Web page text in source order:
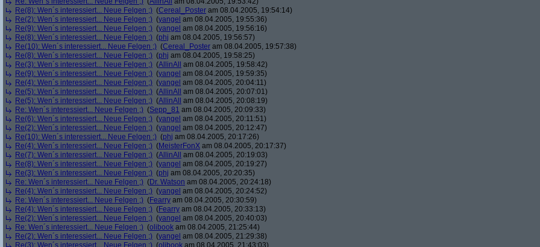
Re(8): Wen´s interessiert... Neue Felgen ;) (Cereal_Poster am 08.04.2005, 19:54:14)
Re(2): Wen´s interessiert... Neue Felgen ;) (yangel am 08.04.2005, 19:55:36)
Re(9): Wen´s interessiert... Neue Felgen ;) (yangel am 08.04.2005, 19:56:16)
Re(8): Wen´s interessiert... Neue Felgen ;) (phj am 08.04.2005, 19:56:57)
Re(10): Wen´s interessiert... Neue Felgen ;) (Cereal_Poster am 08.04.2005, 19:57:38)
Re(8): Wen´s interessiert... Neue Felgen ;) (phj am 08.04.2005, 19:58:25)
Re(3): Wen´s interessiert... Neue Felgen ;) (AllinAll
am 08.04.2005, 19:58:42)
Re(9): Wen´s interessiert... Neue Felgen ;) (yangel am 08.04.2005, 19:59:35)
Re(4): Wen´s interessiert... Neue Felgen ;) (yangel am 08.04.2005, 20:04:11)
Re(5): Wen´s interessiert... Neue Felgen ;) (AllinAll
am 08.04.2005, 20:07:01)
Re(5): Wen´s interessiert... Neue Felgen ;) (AllinAll
am 08.04.2005, 20:08:19)
Re: Wen´s interessiert... Neue Felgen ;) (Sepp_81 am 08.04.2005, 20:09:33)
Re(6): Wen´s interessiert... Neue Felgen ;) (yangel am 08.04.2005, 20:11:51)
Re(2): Wen´s interessiert... Neue Felgen ;) (yangel am 08.04.2005, 20:12:47)
Re(10): Wen´s interessiert... Neue Felgen ;) (phj am 08.04.2005, 20:17:26)
Re(4): Wen´s interessiert... Neue Felgen ;) (MeisterFonX am 08.04.2005, 20:17:37)
Re(7): Wen´s interessiert... Neue Felgen ;) (AllinAll
am 08.04.2005, 20:19:03)
Re(8): Wen´s interessiert... Neue Felgen ;) (yangel am 08.04.2005, 20:19:27)
Re(3): Wen´s interessiert... Neue Felgen ;) (phj am 08.04.2005, 20:20:35)
Re: Wen´s interessiert... Neue Felgen ;) (Dr. Watson am 08.04.2005, 20:24:18)
Re(4): Wen´s interessiert... Neue Felgen ;) (yangel am 08.04.2005, 20:24:52)
Re: Wen´s interessiert... Neue Felgen ;) (Fearry am 08.04.2005, 20:30:59)
Re(4): Wen´s interessiert... Neue Felgen ;) (Fearry am 08.04.2005, 20:33:13)
Re(2): Wen´s interessiert... Neue Felgen ;) (yangel am 08.04.2005, 20:40:03)
Re: Wen´s interessiert... Neue Felgen ;) (olibook am 08.04.2005, 21:25:44)
Re(2): Wen´s interessiert... Neue Felgen ;) (yangel am 08.04.2005, 21:29:38)
Re(3): Wen´s interessiert... Neue Felgen ;) (olibook am 08.04.2005, 21:43:03)